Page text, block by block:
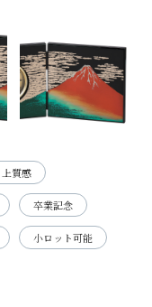
上質感
卒業記念
小ロット可能